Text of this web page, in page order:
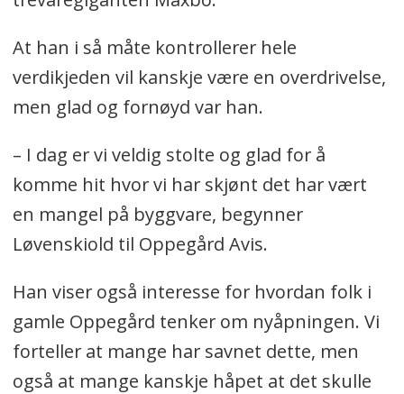
At han i så måte kontrollerer hele
verdikjeden vil kanskje være en overdrivelse,
men glad og fornøyd var han.
– I dag er vi veldig stolte og glad for å
komme hit hvor vi har skjønt det har vært
en mangel på byggvare, begynner
Løvenskiold til Oppegård Avis.
Han viser også interesse for hvordan folk i
gamle Oppegård tenker om nyåpningen. Vi
forteller at mange har savnet dette, men
også at mange kanskje håpet at det skulle